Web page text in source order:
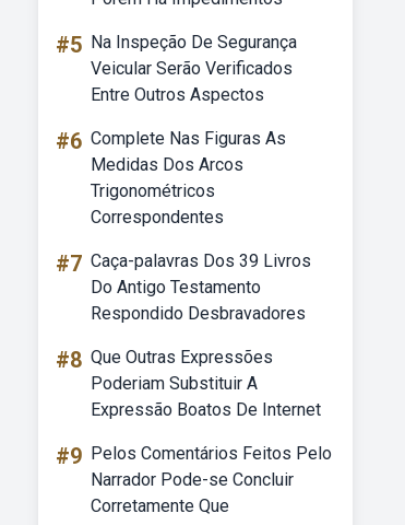
#5 Na Inspeção De Segurança
Veicular Serão Verificados
Entre Outros Aspectos
#6 Complete Nas Figuras As
Medidas Dos Arcos
Trigonométricos
Correspondentes
#7 Caça-palavras Dos 39 Livros
Do Antigo Testamento
Respondido Desbravadores
#8 Que Outras Expressões
Poderiam Substituir A
Expressão Boatos De Internet
#9 Pelos Comentários Feitos Pelo
Narrador Pode-se Concluir
Corretamente Que